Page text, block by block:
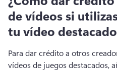
de vídeos si
tu vídeo
Para dar crédito a otros
vídeos de juegos destacados,